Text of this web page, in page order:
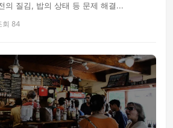
의 질김, 밥의 상태 등 문제 해결...
회 84